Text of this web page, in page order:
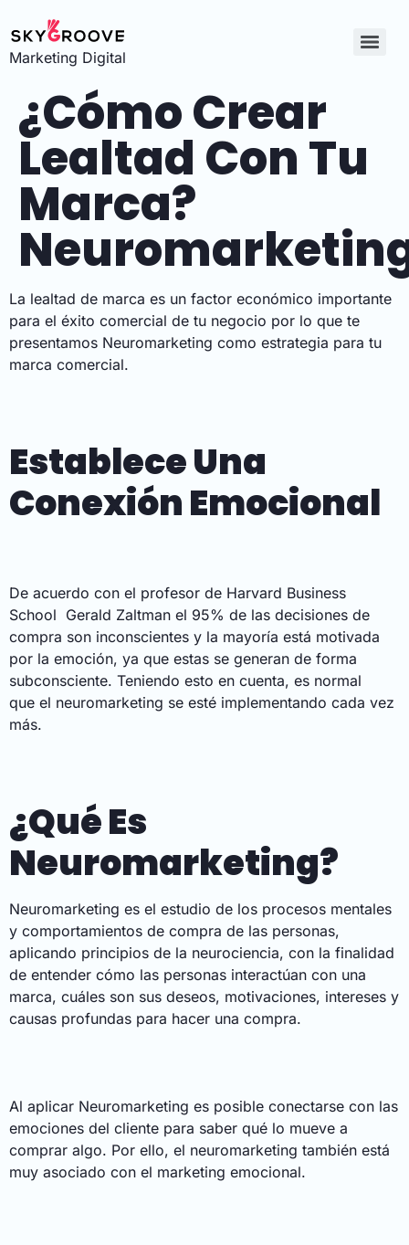
Marketing Digital
¿Cómo Crear
Lealtad Con Tu
Marca?
La lealtad de marca es un factor económico importante
para el éxito comercial de tu negocio por lo que te
presentamos Neuromarketing como estrategia para tu
marca comercial.
Establece Una
Conexión Emocional
De acuerdo con el profesor de Harvard Business
School Gerald Zaltman el 95% de las decisiones de
compra son inconscientes y la mayoría está motivada
por la emoción, ya que estas se generan de forma
subconsciente. Teniendo esto en cuenta, es normal
que el neuromarketing se esté implementando cada vez
más.
¿Qué Es
Neuromarketing?
Neuromarketing es el estudio de los procesos mentales
y comportamientos de compra de las personas,
aplicando principios de la neurociencia, con la finalidad
de entender cómo las personas interactúan con una
marca, cuáles son sus deseos, motivaciones, intereses y
causas profundas para hacer una compra.
Al aplicar Neuromarketing es posible conectarse con las
emociones del cliente para saber qué lo mueve a
comprar algo. Por ello, el neuromarketing también está
muy asociado con el marketing emocional.